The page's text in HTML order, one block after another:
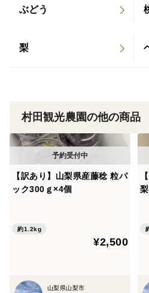
ぶどう
梨
村田観光農園の他の商品
【訳あり】山梨県産藤稔 粒パ
ック300ｇ×4個
約1.2kg
¥2,500
山梨県山梨市